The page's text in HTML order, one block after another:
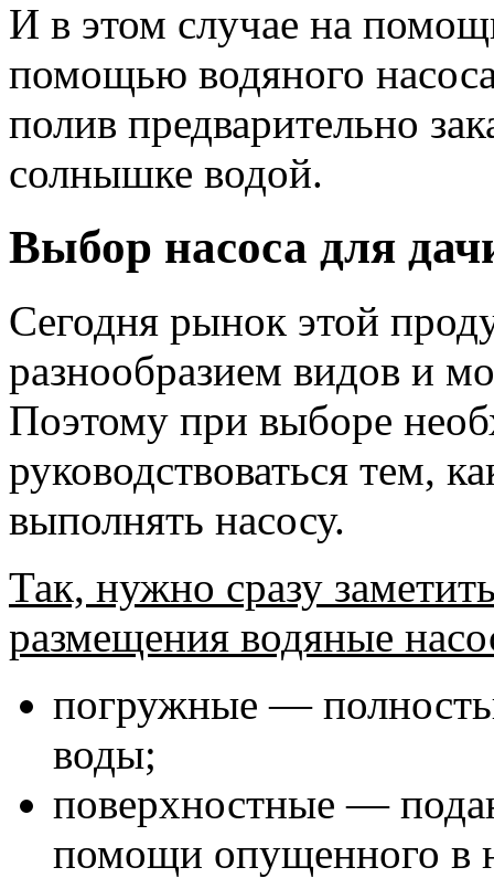
И в этом случае на
помощью водяного
полив предварительно
солнышке водой.
Выбор насоса для
Сегодня рынок этой
разнообразием видов и
Поэтому при выборе
руководствоваться тем,
выполнять насосу.
Так, нужно сразу
размещения водяные
погружные —
воды;
поверхностные —
помощи опущенного в